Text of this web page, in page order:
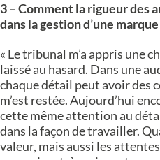
3 – Comment la rigueur des
dans la gestion d’une
« Le tribunal m’a appris une
laissé au hasard. Dans une
chaque détail peut avoir des
m’est restée. Aujourd’hui
cette même attention au
dans la façon de travailler.
valeur, mais aussi les